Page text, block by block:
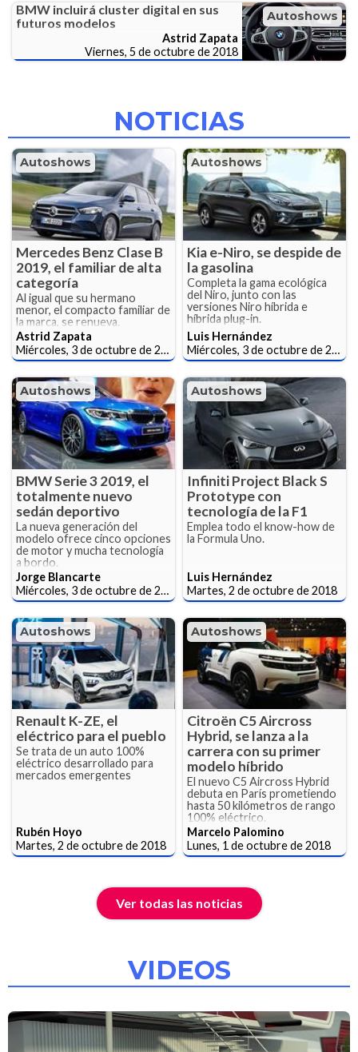
Autoshows
BMW incluirá cluster digital en sus
futuros modelos
Astrid Zapata
Viernes, 5 de octubre de 2018
NOTICIAS
Autoshows
Mercedes Benz Clase B
2019, el familiar de alta
categoría
Al igual que su hermano
menor, el compacto familiar de
la marca, se renueva.
Astrid Zapata
Miércoles, 3 de octubre de 2018
Autoshows
Kia e-Niro, se despide de
la gasolina
Completa la gama ecológica
del Niro, junto con las
versiones Niro híbrida e
híbrida plug-in.
Luis Hernández
Miércoles, 3 de octubre de 2018
Autoshows
BMW Serie 3 2019, el
totalmente nuevo
sedán deportivo
La nueva generación del
modelo ofrece cinco opciones
de motor y mucha tecnología
a bordo.
Jorge Blancarte
Miércoles, 3 de octubre de 2018
Autoshows
Infiniti Project Black S
Prototype con
tecnología de la F1
Emplea todo el know-how de
la Formula Uno.
Luis Hernández
Martes, 2 de octubre de 2018
Autoshows
Renault K-ZE, el
eléctrico para el pueblo
Se trata de un auto 100%
eléctrico desarrollado para
mercados emergentes
Rubén Hoyo
Martes, 2 de octubre de 2018
Autoshows
Citroën C5 Aircross
Hybrid, se lanza a la
carrera con su primer
modelo híbrido
El nuevo C5 Aircross Hybrid
debuta en París prometiendo
hasta 50 kilómetros de rango
100% eléctrico.
Marcelo Palomino
Lunes, 1 de octubre de 2018
Ver todas las noticias
VIDEOS